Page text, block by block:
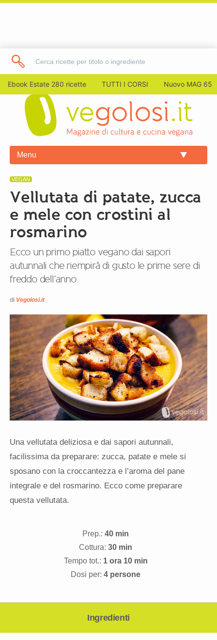
Ebook Estate 280 ricette TUTTI I CORSI Nuovo MAG 65
Menu
VEGAN
Vellutata di patate, zucca
e mele con crostini al
rosmarino
Ecco un primo piatto vegano dai sapori
autunnali che riempirà di gusto le prime sere di
freddo dell’anno.
di Vegolosi.it
Una vellutata deliziosa e dai sapori autunnali,
facilissima da preparare: zucca, patate e mele si
sposano con la croccantezza e l’aroma del pane
integrale e del rosmarino. Ecco come preparare
questa vellutata.
Prep.: 40 min
Cottura: 30 min
Tempo tot.: 1 ora 10 min
Dosi per: 4 persone
Ingredienti